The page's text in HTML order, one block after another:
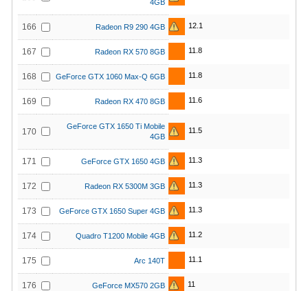
4GB
166 Radeon R9 290 4GB 12.1
167 Radeon RX 570 8GB 11.8
168 GeForce GTX 1060 Max-Q 6GB 11.8
169 Radeon RX 470 8GB 11.6
170
GeForce GTX 1650 Ti Mobile
4GB
11.5
171 GeForce GTX 1650 4GB 11.3
172 Radeon RX 5300M 3GB 11.3
173 GeForce GTX 1650 Super 4GB 11.3
174 Quadro T1200 Mobile 4GB 11.2
175 Arc 140T 11.1
176 GeForce MX570 2GB 11